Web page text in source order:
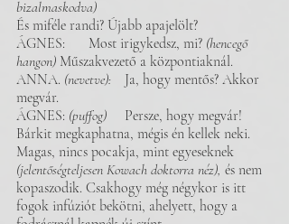
bizalmaskodva)
És miféle randi? Újabb apajelölt?
ÁGNES: 	Most irigykedsz, mi? (hencegő
hangon) Műszakvezető a központiaknál.
ANNA. (nevetve):
megvár.
ÁGNES: (puffog)
Bárkit megkaphatna, mégis én kellek neki.
Magas, nincs pocakja, mint egyeseknek
(jelentőségteljesen Kowach doktorra néz), és nem
kopaszodik. Csakhogy még négykor is itt
fogok infúziót bekötni, ahelyett, hogy a